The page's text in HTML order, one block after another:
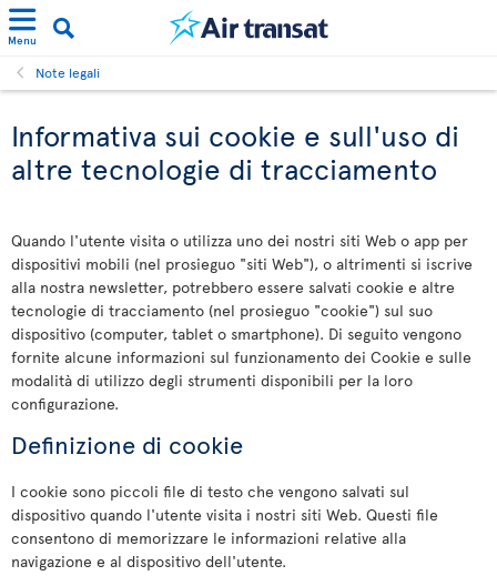
Menu
Note legali
Informativa sui cookie e sull'uso di
altre tecnologie di tracciamento
Quando l'utente visita o utilizza uno dei nostri siti Web o app per
dispositivi mobili (nel prosieguo "siti Web"), o altrimenti si iscrive
alla nostra newsletter, potrebbero essere salvati cookie e altre
tecnologie di tracciamento (nel prosieguo "cookie") sul suo
dispositivo (computer, tablet o smartphone). Di seguito vengono
fornite alcune informazioni sul funzionamento dei Cookie e sulle
modalità di utilizzo degli strumenti disponibili per la loro
configurazione.
Definizione di cookie
I cookie sono piccoli file di testo che vengono salvati sul
dispositivo quando l'utente visita i nostri siti Web. Questi file
consentono di memorizzare le informazioni relative alla
navigazione e al dispositivo dell'utente.